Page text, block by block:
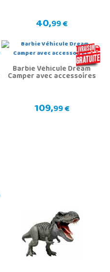
40,99 €
Barbie Véhicule Dream
Camper avec accessoires
109,99 €